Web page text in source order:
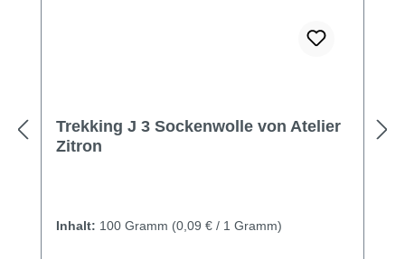
Trekking J 3 Sockenwolle von Atelier
Zitron
Inhalt: 100 Gramm (0,09 € / 1 Gramm)